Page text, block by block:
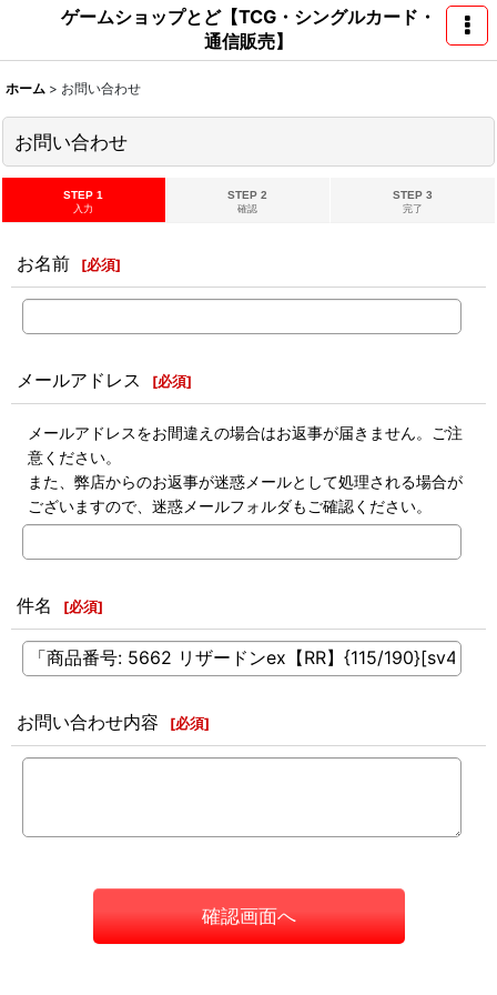
ゲームショップとど【TCG・シングルカード・
通信販売】
ホーム > お問い合わせ
お問い合わせ
STEP 1
入力
STEP 2
確認
STEP 3
完了
お名前 [必須]
メールアドレス [必須]
メールアドレスをお間違えの場合はお返事が届きません。ご注
意ください。
また、弊店からのお返事が迷惑メールとして処理される場合が
ございますので、迷惑メールフォルダもご確認ください。
件名 [必須]
お問い合わせ内容 [必須]
確認画面へ